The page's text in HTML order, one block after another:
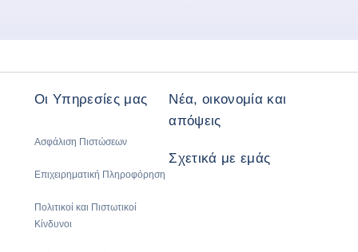
Οι Υπηρεσίες μας
Ασφάλιση Πιστώσεων
Επιχειρηματική Πληροφόρηση
Πολιτικοί και Πιστωτικοί
Κίνδυνοι
Νέα, οικονομία και
απόψεις
Σχετικά με εμάς